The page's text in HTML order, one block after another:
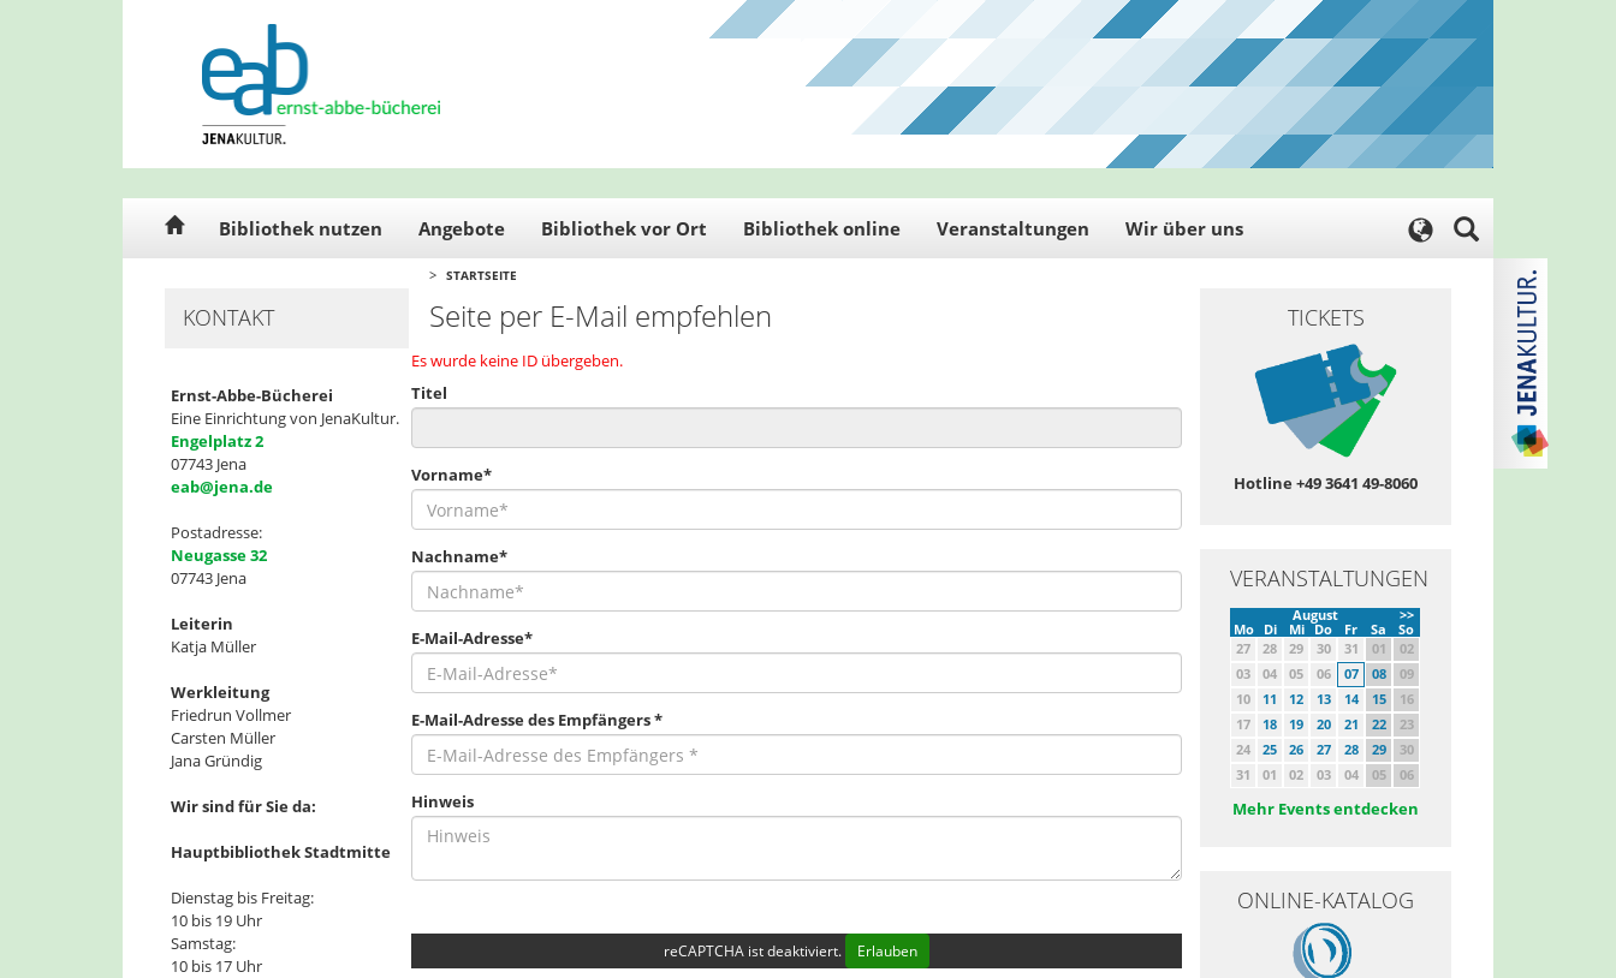
Bibliothek nutzen Angebote Bibliothek vor Ort Bibliothek online Veranstaltungen Wir über uns
KONTAKT
Ernst-Abbe-Bücherei
Eine Einrichtung von JenaKultur.
Engelplatz 2
07743 Jena
eab@jena.de
Postadresse:
Neugasse 32
07743 Jena
Leiterin
Katja Müller
Werkleitung
Friedrun Vollmer
Carsten Müller
Jana Gründig
Wir sind für Sie da:
Hauptbibliothek Stadtmitte
Dienstag bis Freitag:
10 bis 19 Uhr
Samstag:
10 bis 17 Uhr
> STARTSEITE
Seite per E-Mail empfehlen
Es wurde keine ID übergeben.
Titel
Vorname*
Nachname*
E-Mail-Adresse*
E-Mail-Adresse des Empfängers *
Hinweis
reCAPTCHA ist deaktiviert. Erlauben
TICKETS
Hotline +49 3641 49-8060
VERANSTALTUNGEN
>>
August
Mo
Di Mi Do Fr Sa
So
27
28 29 30 31 01
02
03
04 05 06 07 08
09
10
11 12 13 14 15
16
17
18 19 20 21 22
23
24
25 26 27 28 29
30
31
01 02 03 04 05 06
Mehr Events entdecken
ONLINE-KATALOG